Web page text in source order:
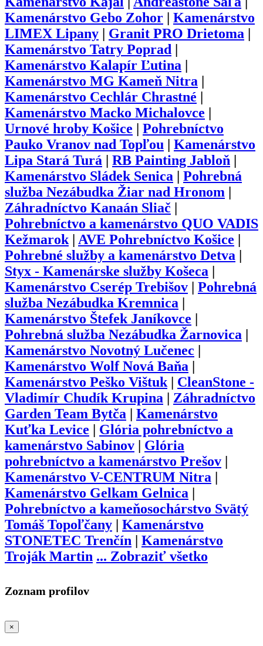
Kamenárstvo Gebo Zohor
Kamenárstvo
LIMEX Lipany
Granit PRO Drietoma
Kamenárstvo Tatry Poprad
Kamenárstvo Kalapír Ľutina
Kamenárstvo MG Kameň Nitra
Kamenárstvo Cechlár Chrastné
Kamenárstvo Macko Michalovce
Urnové hroby Košice
Pohrebníctvo
Pauko Vranov nad Topľou
Kamenárstvo
Lipa Stará Turá
RB Painting Jabloň
Kamenárstvo Sládek Senica
Pohrebná
služba Nezábudka Žiar nad Hronom
Záhradníctvo Kanaán Sliač
Pohrebníctvo a kamenárstvo QUO VADIS
Kežmarok| AVE Pohrebníctvo Košice
Pohrebné služby a kamenárstvo Detva
Styx - Kamenárske služby Košeca
Kamenárstvo Cserép Trebišov
Pohrebná
služba Nezábudka Kremnica
Kamenárstvo Štefek Janíkovce
Pohrebná služba Nezábudka Žarnovica
Kamenárstvo Novotný Lučenec
Kamenárstvo Wolf Nová Baňa
Kamenárstvo Peško Vištuk| CleanStone -
Vladimír Chudík Krupina
Záhradníctvo
Garden Team Bytča
Kamenárstvo
Kuťka Levice
Glória pohrebníctvo a
kamenárstvo Sabinov
Glória
pohrebníctvo a kamenárstvo Prešov
Kamenárstvo V-CENTRUM Nitra
Kamenárstvo Gelkam Gelnica
Pohrebníctvo a kameňosochárstvo Svätý
Tomáš Topoľčany
Kamenárstvo
STONETEC Trenčín
Kamenárstvo
Troják Martin ... Zobraziť všetko
Zoznam profilov
×